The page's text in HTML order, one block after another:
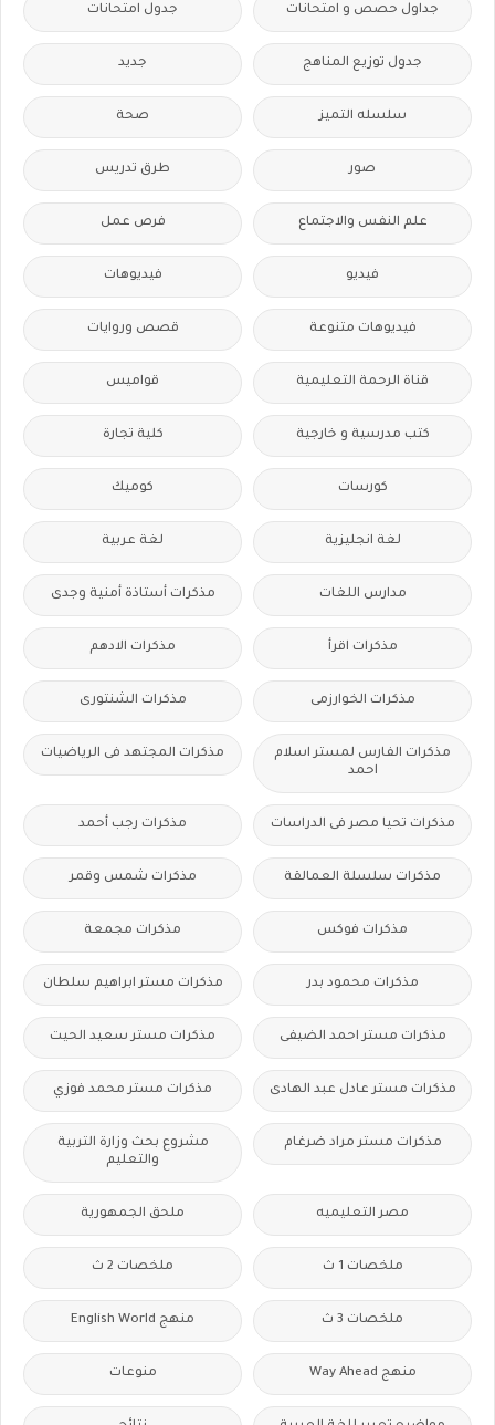
جداول حصص و امتحانات جدول امتحانات
جدول توزيع المناهج جديد
سلسله التميز صحة
صور طرق تدريس
علم النفس والاجتماع فرص عمل
فيديو فيديوهات
فيديوهات متنوعة قصص وروايات
قناة الرحمة التعليمية قواميس
كتب مدرسية و خارجية كلية تجارة
كورسات كوميك
لغة انجليزية لغة عربية
مدارس اللغات مذكرات أستاذة أمنية وجدى
مذكرات اقرأ مذكرات الادهم
مذكرات الخوارزمى مذكرات الشنتورى
مذكرات الفارس لمستر اسلام
احمد
مذكرات المجتهد فى الرياضيات
مذكرات تحيا مصر فى الدراسات مذكرات رجب أحمد
مذكرات سلسلة العمالقة مذكرات شمس وقمر
مذكرات فوكس مذكرات مجمعة
مذكرات محمود بدر مذكرات مستر ابراهيم سلطان
مذكرات مستر احمد الضيفى مذكرات مستر سعيد الحيت
مذكرات مستر عادل عبد الهادى مذكرات مستر محمد فوزي
مذكرات مستر مراد ضرغام
مشروع بحث وزارة التربية
والتعليم
مصر التعليميه ملحق الجمهورية
ملخصات 1 ث ملخصات 2 ث
ملخصات 3 ث منهج English World
منهج Way Ahead منوعات